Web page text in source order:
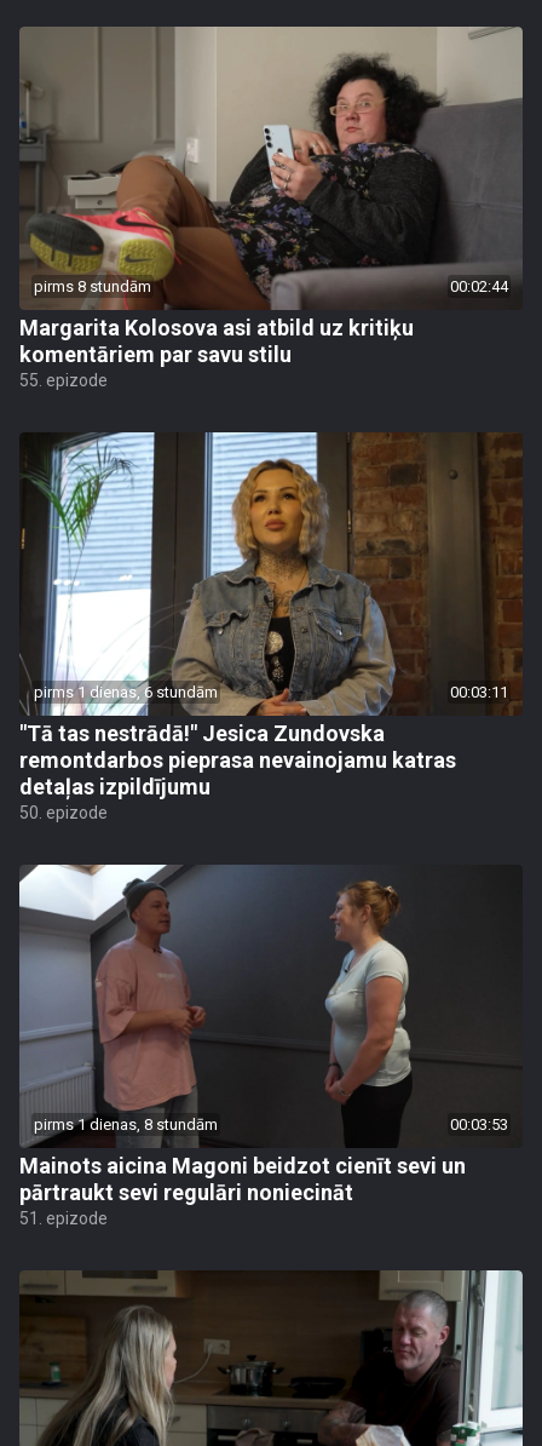
pirms 8 stundām 00:02:44
Margarita Kolosova asi atbild uz kritiķu
komentāriem par savu stilu
55. epizode
pirms 1 dienas, 6 stundām 00:03:11
"Tā tas nestrādā!" Jesica Zundovska
remontdarbos pieprasa nevainojamu katras
detaļas izpildījumu
50. epizode
pirms 1 dienas, 8 stundām 00:03:53
Mainots aicina Magoni beidzot cienīt sevi un
pārtraukt sevi regulāri noniecināt
51. epizode